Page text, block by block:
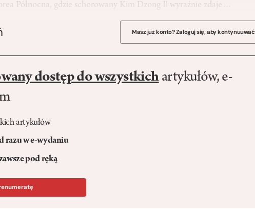
Północna, gdzie schorowany Kim Dzong Il wyraźnie zdaje…
Masz już konto? Zaloguj się, aby kontynuuwać
dostęp do wszystkichartykułów, e-
artykułów
razu w e-wydaniu
pod ręką